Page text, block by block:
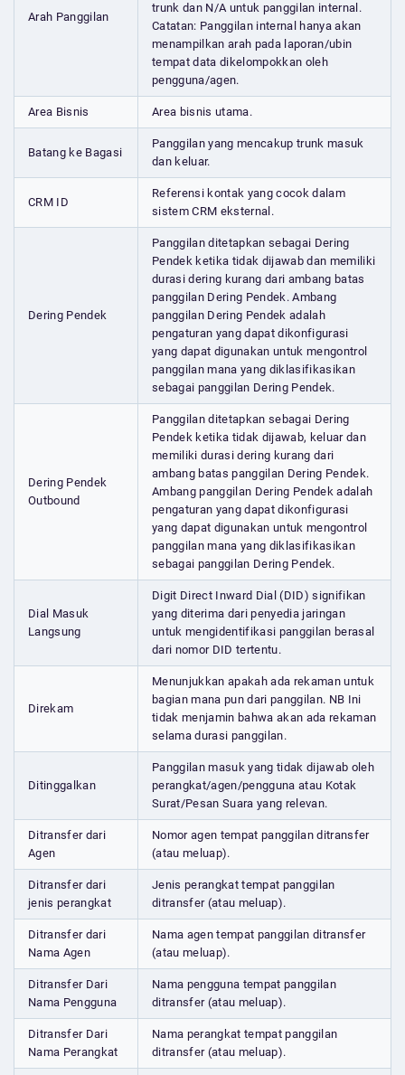
Arah Panggilan
trunk dan N/A untuk panggilan internal.
Catatan: Panggilan internal hanya akan
menampilkan arah pada laporan/ubin
tempat data dikelompokkan oleh
pengguna/agen.
Area Bisnis Area bisnis utama.
Batang ke Bagasi
Panggilan yang mencakup trunk masuk
dan keluar.
CRM ID
Referensi kontak yang cocok dalam
sistem CRM eksternal.
Dering Pendek
Panggilan ditetapkan sebagai Dering
Pendek ketika tidak dijawab dan memiliki
durasi dering kurang dari ambang batas
panggilan Dering Pendek. Ambang
panggilan Dering Pendek adalah
pengaturan yang dapat dikonfigurasi
yang dapat digunakan untuk mengontrol
panggilan mana yang diklasifikasikan
sebagai panggilan Dering Pendek.
Dering Pendek
Outbound
Panggilan ditetapkan sebagai Dering
Pendek ketika tidak dijawab, keluar dan
memiliki durasi dering kurang dari
ambang batas panggilan Dering Pendek.
Ambang panggilan Dering Pendek adalah
pengaturan yang dapat dikonfigurasi
yang dapat digunakan untuk mengontrol
panggilan mana yang diklasifikasikan
sebagai panggilan Dering Pendek.
Dial Masuk
Langsung
Digit Direct Inward Dial (DID) signifikan
yang diterima dari penyedia jaringan
untuk mengidentifikasi panggilan berasal
dari nomor DID tertentu.
Direkam
Menunjukkan apakah ada rekaman untuk
bagian mana pun dari panggilan. NB Ini
tidak menjamin bahwa akan ada rekaman
selama durasi panggilan.
Ditinggalkan
Panggilan masuk yang tidak dijawab oleh
perangkat/agen/pengguna atau Kotak
Surat/Pesan Suara yang relevan.
Ditransfer dari
Agen
Nomor agen tempat panggilan ditransfer
(atau meluap).
Ditransfer dari
jenis perangkat
Jenis perangkat tempat panggilan
ditransfer (atau meluap).
Ditransfer dari
Nama Agen
Nama agen tempat panggilan ditransfer
(atau meluap).
Ditransfer Dari
Nama Pengguna
Nama pengguna tempat panggilan
ditransfer (atau meluap).
Ditransfer Dari
Nama Perangkat
Nama perangkat tempat panggilan
ditransfer (atau meluap).